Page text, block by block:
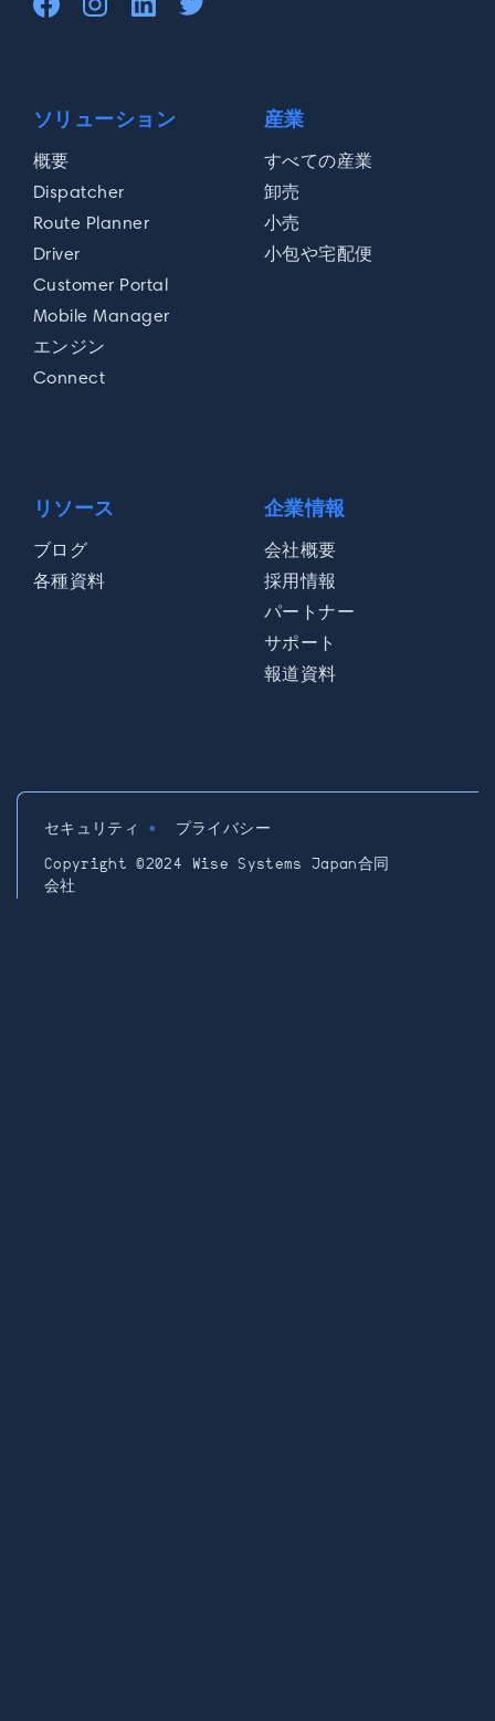
毎日の車両稼働数*
現在の配送ルート計画の課題は何でしょう
業からの連絡を許諾する
送信
ソリューション
概要
Dispatcher
Route Planner
Driver
Customer Portal
Mobile Manager
エンジン
Connect
産業
すべての産業
卸売
小売
小包や宅配便
リソース
ブログ
各種資料
企業情報
会社概要
採用情報
パートナー
サポート
報道資料
セキュリティ プライバシー
Copyright ©2024 Wise Systems Japan合同
会社